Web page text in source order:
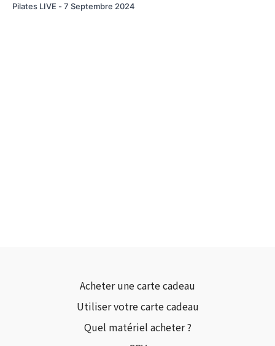
Pilates LIVE - 7 Septembre 2024
Acheter une carte cadeau
Utiliser votre carte cadeau
Quel matériel acheter ?